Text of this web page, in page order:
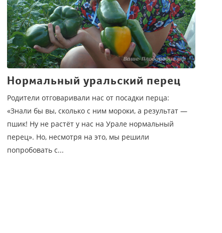
Нормальный уральский перец
Родители отговаривали нас от посадки перца:
«Знали бы вы, сколько с ним мороки, а результат —
пшик! Ну не растёт у нас на Урале нормальный
перец». Но, несмотря на это, мы решили
попробовать с...